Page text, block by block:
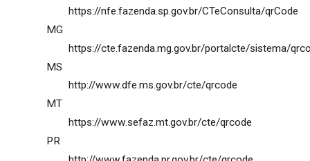
https://nfe.fazenda.sp.gov.br/CTeConsulta/qrCode
MG
https://cte.fazenda.mg.gov.br/portalcte/sistema/
MS
http://www.dfe.ms.gov.br/cte/qrcode
MT
https://www.sefaz.mt.gov.br/cte/qrcode
PR